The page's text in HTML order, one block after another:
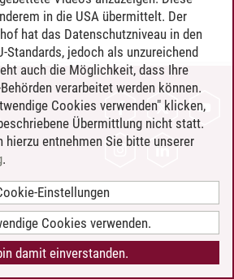
in die USA übermittelt. Der
hat das Datenschutzniveau in den
Standards, jedoch als unzureichend
auch die Möglichkeit, dass Ihre
verarbeitet werden können.
Cookies verwenden" klicken,
Übermittlung nicht statt.
hierzu entnehmen Sie bitte unserer
.
Einstellungen
Cookies verwenden.
damit einverstanden.